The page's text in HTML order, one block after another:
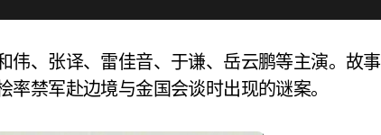
伟、张译、雷佳音、于谦、岳云鹏等主演。故事
禁军赴边境与金国会谈时出现的谜案。